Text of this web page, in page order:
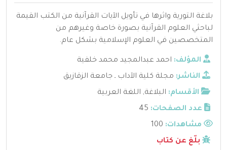
بلاغة التورية واثرها في تأويل الآيات القرآنية من الكتب القيمة
لباحثي العلوم القرآنية بصورة خاصة وغيرهم من
المتخصصين في العلوم الإسلامية بشكل عام.
المؤلف: احمد عبدالمجيد محمد خلفية
الناشر: مجلة كلية الآداب ـ جامعة الزقازيق
الأقسام: البلاغة, اللغة العربية
عدد الصفحات: 45
مشاهدات:
بلّغ عن كتاب